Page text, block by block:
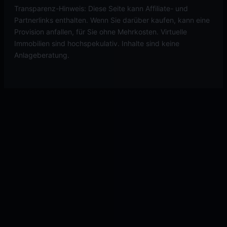
Transparenz-Hinweis: Diese Seite kann Affiliate- und
Partnerlinks enthalten. Wenn Sie darüber kaufen, kann eine
Provision anfallen, für Sie ohne Mehrkosten. Virtuelle
Immobilien sind hochspekulativ. Inhalte sind keine
Anlageberatung.